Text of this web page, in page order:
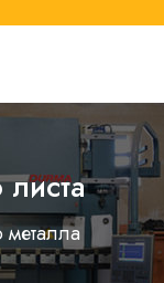
листа
металла